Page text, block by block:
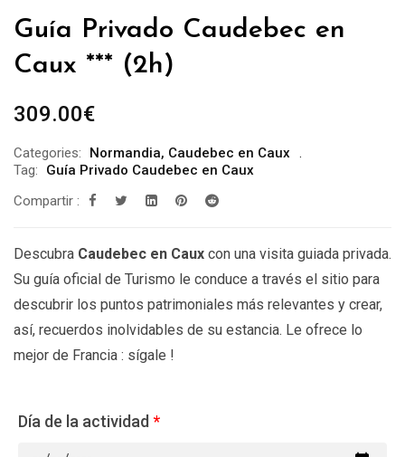
Guía Privado Caudebec en
Caux *** (2h)
309.00€
Categories: Normandia, Caudebec en Caux
Tag:
Guía Privado Caudebec en Caux
Compartir :
Descubra Caudebec en Caux con una visita guiada privada.
Su guía oficial de Turismo le conduce a través el sitio para
descubrir los puntos patrimoniales más relevantes y crear,
así, recuerdos inolvidables de su estancia. Le ofrece lo
mejor de Francia : sígale !
Día de la actividad *